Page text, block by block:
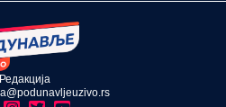
Редакција